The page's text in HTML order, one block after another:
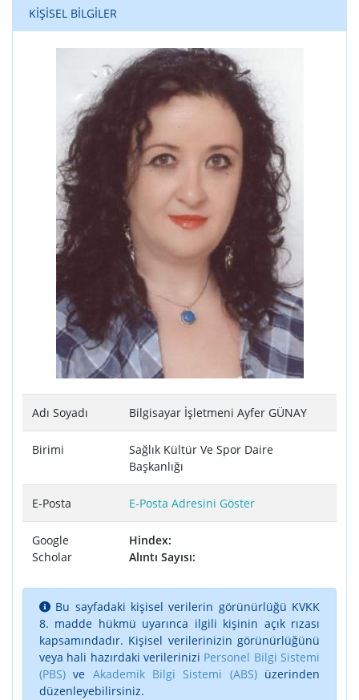
KİŞİSEL BİLGİLER
Adı Soyadı Bilgisayar İşletmeni Ayfer GÜNAY
Birimi
Sağlık Kültür Ve Spor Daire
Başkanlığı
E-Posta E-Posta Adresini Göster
Google
Scholar
Hindex:
Alıntı Sayısı:
Bu sayfadaki kişisel verilerin görünürlüğü KVKK
8. madde hükmü uyarınca ilgili kişinin açık rızası
kapsamındadır. Kişisel verilerinizin görünürlüğünü
veya hali hazırdaki verilerinizi Personel Bilgi Sistemi
(PBS) ve Akademik Bilgi Sistemi (ABS)üzerinden
düzenleyebilirsiniz.